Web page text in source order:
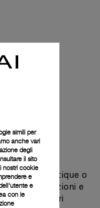
nostre boutique o
le collezioni e
dei nostri
simili per
anche vari
degli
il sito
nostri cookie
e
e
con le